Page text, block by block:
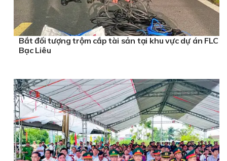
Bắt đối tượng trộm cắp tài sản tại khu vực dự án FLC
Bạc Liêu